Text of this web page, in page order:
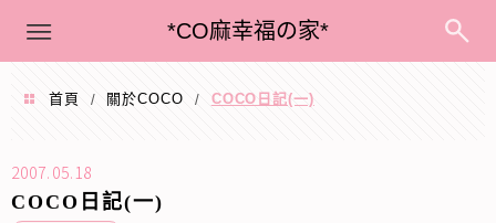
*CO麻幸福の家*
menu
首頁 / 關於COCO / COCO日記(一)
2007.05.18
COCO日記(一)